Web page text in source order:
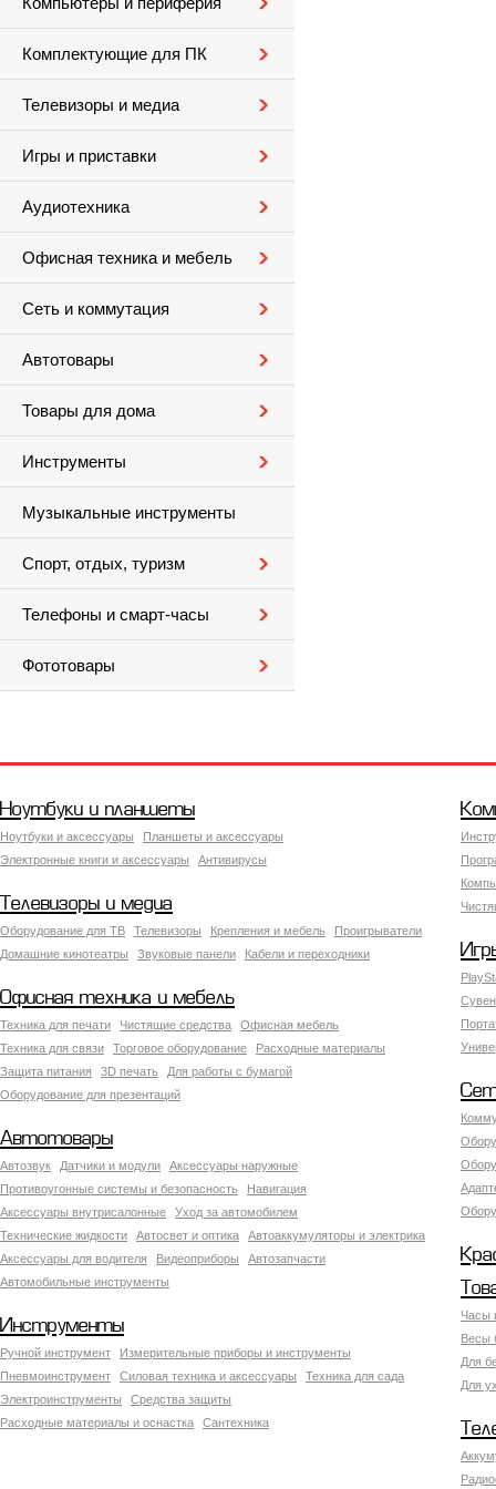
Комплектующие для ПК
Телевизоры и медиа
Игры и приставки
Аудиотехника
Офисная техника и мебель
Сеть и коммутация
Автотовары
Товары для дома
Инструменты
Музыкальные инструменты
Спорт, отдых, туризм
Телефоны и смарт-часы
Фототовары
Ноутбуки и планшеты
Ноутбуки и аксессуары
Планшеты и аксессуары
Электронные книги и аксессуары
Антивирусы
Телевизоры и медиа
Оборудование для ТВ Телевизоры Крепления и мебель
Проигрыватели
Домашние кинотеатры
Звуковые панели Кабели и переходники
Офисная техника и мебель
Техника для печати Чистящие средства
Офисная мебель
Техника для связи
Торговое оборудование
Расходные материалы
Защита питания
3D печать
Для работы с бумагой
Оборудование для презентаций
Автотовары
Автозвук Датчики и модули
Аксессуары наружные
Противоугонные системы и безопасность
Навигация
Аксесcуары внутрисалонные
Уход за автомобилем
Технические жидкости
Автосвет и оптика
Автоаккумуляторы и электрика
Аксессуары для водителя
Видеоприборы
Автозапчасти
Автомобильные инструменты
Часы
Весы
Для
Для
Инструменты
Ручной инструмент
Измерительные приборы и инструменты
Пневмоинструмент
Силовая техника и аксессуары
Техника для сада
Электроинструменты
Средства защиты
Расходные материалы и оснастка
Сантехника